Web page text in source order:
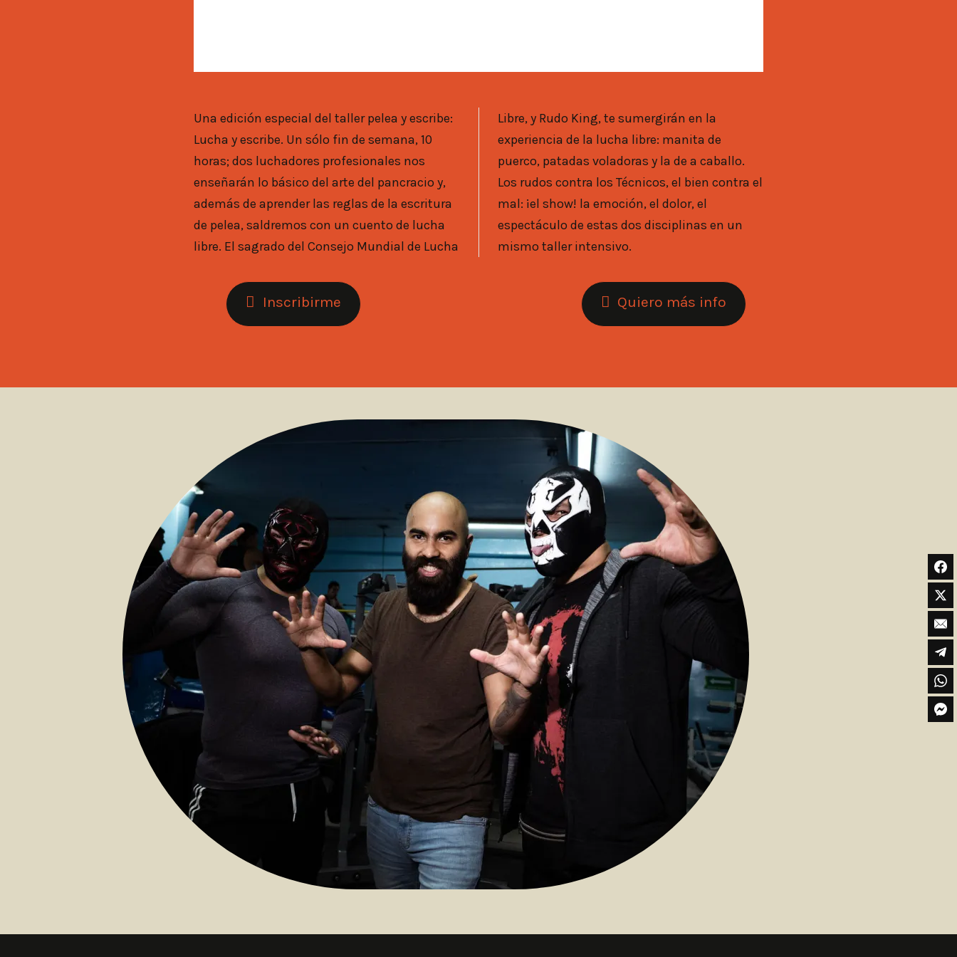
Una edición especial del taller pelea y escribe:
Lucha y escribe. Un sólo fin de semana, 10
horas; dos luchadores profesionales nos
enseñarán lo básico del arte del pancracio y,
además de aprender las reglas de la escritura
de pelea, saldremos con un cuento de lucha
libre. El sagrado del Consejo Mundial de Lucha
Libre, y Rudo King, te sumergirán en la
experiencia de la lucha libre: manita de
puerco, patadas voladoras y la de a caballo.
Los rudos contra los Técnicos, el bien contra el
mal: ¡el show! la emoción, el dolor, el
espectáculo de estas dos disciplinas en un
mismo taller intensivo.
Inscribirme Quiero más info